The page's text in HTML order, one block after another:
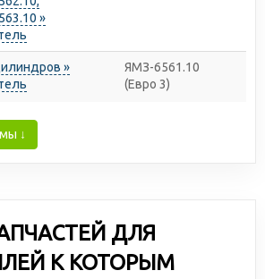
»
»
ЯМЗ-6561.10
(Евро 3)
↓
ДЛЯ
К КОТОРЫМ